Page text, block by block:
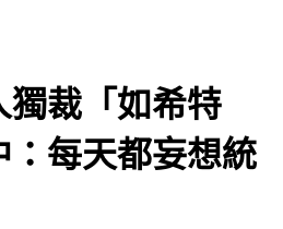
裁「如希特
每天都妄想統